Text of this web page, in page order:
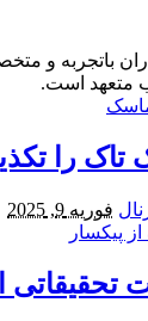
باتجربه
متعهد است.
تاک را
فوریه 9, 2025
تحقیقاتی